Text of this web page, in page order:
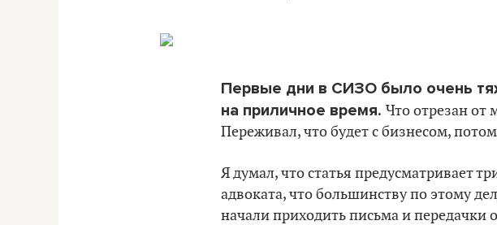
Первые дни в СИЗО было очень
на приличное время. Что отрезан от
Переживал, что будет с бизнесом,
Я думал, что статья предусматривает
адвоката, что большинству по этому
начали приходить письма и передачки